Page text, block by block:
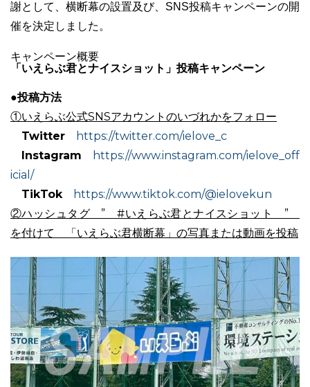
03-6689-1791
謝として、横断幕の設置及び、SNS投稿キャンペーンの開
催を決定しました。
キャンペーン概要
「いえらぶ君とナイスショット」投稿キャンペーン
●投稿方法
①いえらぶ公式SNSアカウントのいづれかをフォロー
Twitter
https://twitter.com/ielove_c
Instagram
https://www.instagram.com/ielove_off
icial/
TikTok
https://www.tiktok.com/@ielovekun
②ハッシュタグ ” #いえらぶ君とナイスショット ”
を付けて 「いえらぶ君横断幕」の写真または動画を投稿